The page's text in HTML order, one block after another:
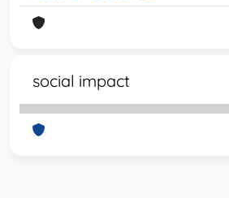
social impact